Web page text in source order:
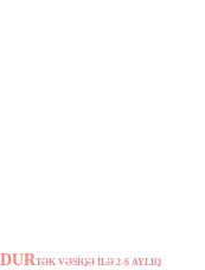
TƏK VƏSİQƏ İLƏ 2-6 AYLIQ